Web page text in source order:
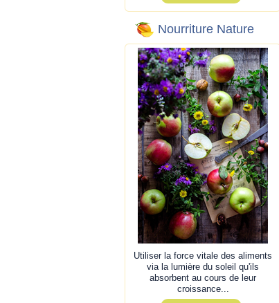
Nourriture Nature
Utiliser la force vitale des aliments
via la lumière du soleil qu'ils
absorbent au cours de leur
croissance...